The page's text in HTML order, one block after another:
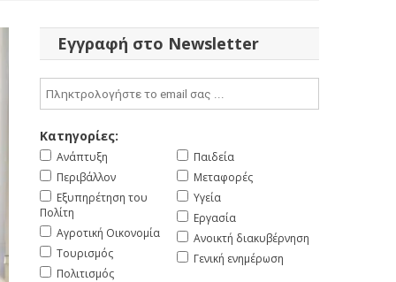
Εγγραφή στο Newsletter
Κατηγορίες:
Ανάπτυξη
Περιβάλλον
Εξυπηρέτηση του
Πολίτη
Αγροτική Οικονομία
Τουρισμός
Πολιτισμός
Παιδεία
Μεταφορές
Υγεία
Εργασία
Ανοικτή διακυβέρνηση
Γενική ενημέρωση